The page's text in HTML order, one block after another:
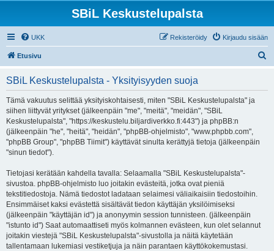
SBiL Keskustelupalsta
UKK Kirjaudu sisään
Rekisteröidy
Etusivu
SBiL Keskustelupalsta - Yksityisyyden suoja
Tämä vakuutus selittää yksityiskohtaisesti, miten "SBiL Keskustelupalsta" ja
siihen liittyvät yritykset (jälkeenpäin "me", "meitä", "meidän", "SBiL
Keskustelupalsta", "https://keskustelu.biljardiverkko.fi:443") ja phpBB:n
(jälkeenpäin "he", "heitä", "heidän", "phpBB-ohjelmisto", "www.phpbb.com",
"phpBB Group", "phpBB Tiimit") käyttävät sinulta kerättyjä tietoja (jälkeenpäin
"sinun tiedot").
Tietojasi kerätään kahdella tavalla: Selaamalla "SBiL Keskustelupalsta"-
sivustoa. phpBB-ohjelmisto luo joitakin evästeitä, jotka ovat pieniä
tekstitiedostoja. Nämä tiedostot ladataan selaimesi väliaikaisiin tiedostoihin.
Ensimmäiset kaksi evästettä sisältävät tiedon käyttäjän yksilöimiseksi
(jälkeenpäin "käyttäjän id") ja anonyymin session tunnisteen. (jälkeenpäin
"istunto id") Saat automaattiseti myös kolmannen evästeen, kun olet selannut
joitakin viestejä "SBiL Keskustelupalsta"-sivustolla ja näitä käytetään
tallentamaan lukemiasi vestiketjuja ja näin parantaen käyttökokemustasi.